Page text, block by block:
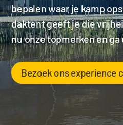
bepalen waar je kamp
daktent geeft je die
nu onze topmerken en ga
Bezoek ons experience